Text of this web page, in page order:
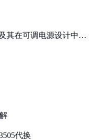
其在可调电源设计中的
代换